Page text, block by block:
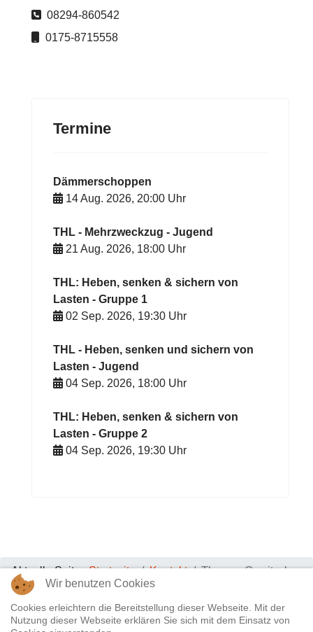
Telefon
08294-860542
Mobil
0175-8715558
Termine
Dämmerschoppen
14 Aug. 2026,20:00 Uhr
THL - Mehrzweckzug - Jugend
21 Aug. 2026, 18:00 Uhr
THL: Heben, senken & sichern von
Lasten - Gruppe 1
02 Sep. 2026, 19:30 Uhr
THL - Heben, senken und sichern von
Lasten - Jugend
04 Sep. 2026, 18:00 Uhr
THL: Heben, senken & sichern von
Lasten - Gruppe 2
04 Sep. 2026, 19:30 Uhr
Aktuelle Seite:Startseite Kontakt Thomas Gewitsch
Datenschutz & Impressum|Kontakt
Wir benutzen Cookies
Cookies erleichtern die Bereitstellung dieser Webseite. Mit der
Nutzung dieser Webseite erklären Sie sich mit dem Einsatz von